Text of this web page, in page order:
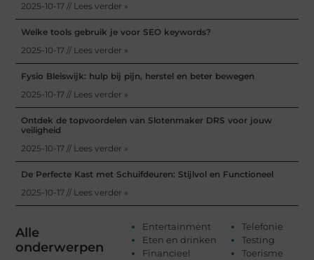
Alle
onderwerpen
Entertainment
Eten en drinken
Financieel
Telefonie
Testing
Toerisme
2025-10-17 // Lees verder »
Welke tools gebruik je voor SEO keywords?
2025-10-17 // Lees verder »
Fysio Bleiswijk: hulp bij pijn, herstel en beter bewegen
2025-10-17 // Lees verder »
Ontdek de topvoordelen van Slotenmaker DRS voor jouw
veiligheid
2025-10-17 // Lees verder »
De Perfecte Kast met Schuifdeuren: Stijlvol en Functioneel
2025-10-17 // Lees verder »